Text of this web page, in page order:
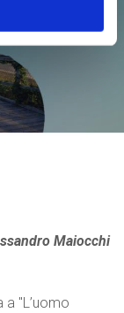
Maiocchi
"L’uomo